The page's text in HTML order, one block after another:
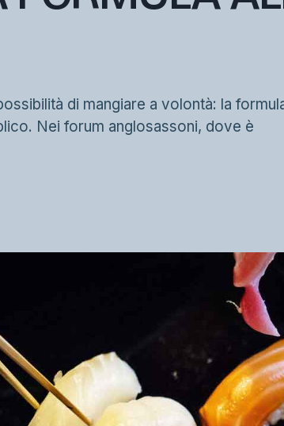
di mangiare a volontà: la
Nei forum anglosassoni, dove è